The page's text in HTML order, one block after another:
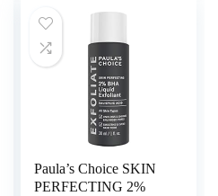
Paula’s Choice SKIN
PERFECTING 2%